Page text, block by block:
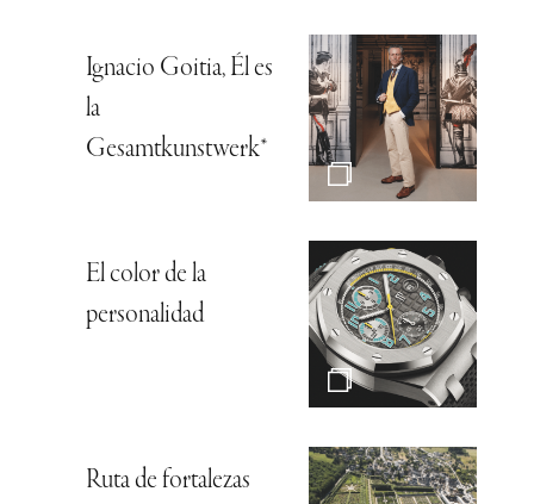
Ignacio Goitia, Él es
la
Gesamtkunstwerk*
El color de la
personalidad
Ruta de fortalezas